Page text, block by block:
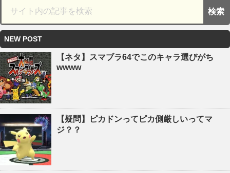
NEW POST
【ネタ】スマブラ64でこのキャラ選びがち
wwww
【疑問】ピカドンってピカ側厳しいってマ
ジ？？